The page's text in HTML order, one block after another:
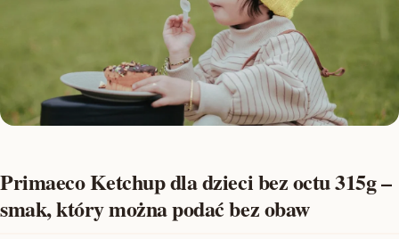
Primaeco Ketchup dla dzieci bez octu 315g –
smak, który można podać bez obaw